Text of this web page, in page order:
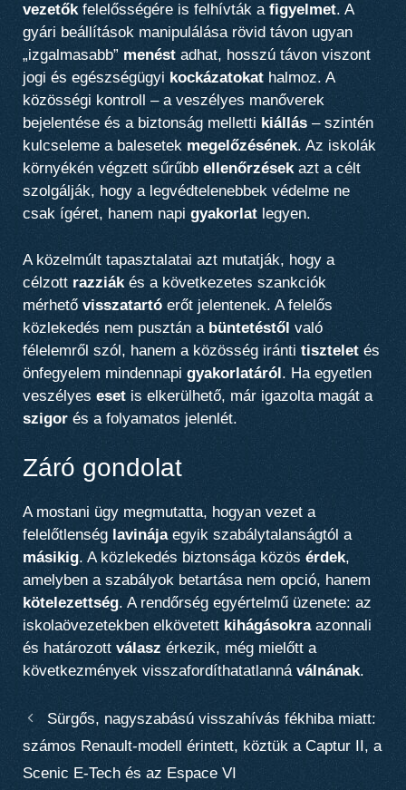
vezetőkfelelősségére is felhívták a figyelmet. A
gyári beállítások manipulálása rövid távon ugyan
„izgalmasabb”menést adhat, hosszú távon viszont
jogi és egészségügyi kockázatokat halmoz. A
közösségi kontroll – a veszélyes manőverek
bejelentése és a biztonság melletti kiállás – szintén
kulcseleme a balesetek megelőzésének. Az iskolák
környékén végzett sűrűbb ellenőrzésekazt a célt
szolgálják, hogy a legvédtelenebbek védelme ne
csak ígéret, hanem napi gyakorlat legyen.
A közelmúlt tapasztalatai azt mutatják, hogy a
célzott razziák és a következetes szankciók
mérhető visszatartó erőt jelentenek. A felelős
közlekedés nem pusztán a büntetéstől való
félelemről szól, hanem a közösség iránti tisztelet és
önfegyelem mindennapi gyakorlatáról. Ha egyetlen
veszélyes eset is elkerülhető, már igazolta magát a
szigor és a folyamatos jelenlét.
Záró gondolat
A mostani ügy megmutatta, hogyan vezet a
felelőtlenség lavinájaegyik szabálytalanságtól a
másikig. A közlekedés biztonsága közös érdek,
amelyben a szabályok betartása nem opció, hanem
kötelezettség. A rendőrség egyértelmű üzenete: az
iskolaövezetekben elkövetett kihágásokraazonnali
és határozott válasz érkezik, még mielőtt a
következmények visszafordíthatatlanná válnának.
Sürgős, nagyszabású visszahívás fékhiba miatt:
számos Renault-modell érintett, köztük a Captur II, a
Scenic E-Tech és az Espace VI